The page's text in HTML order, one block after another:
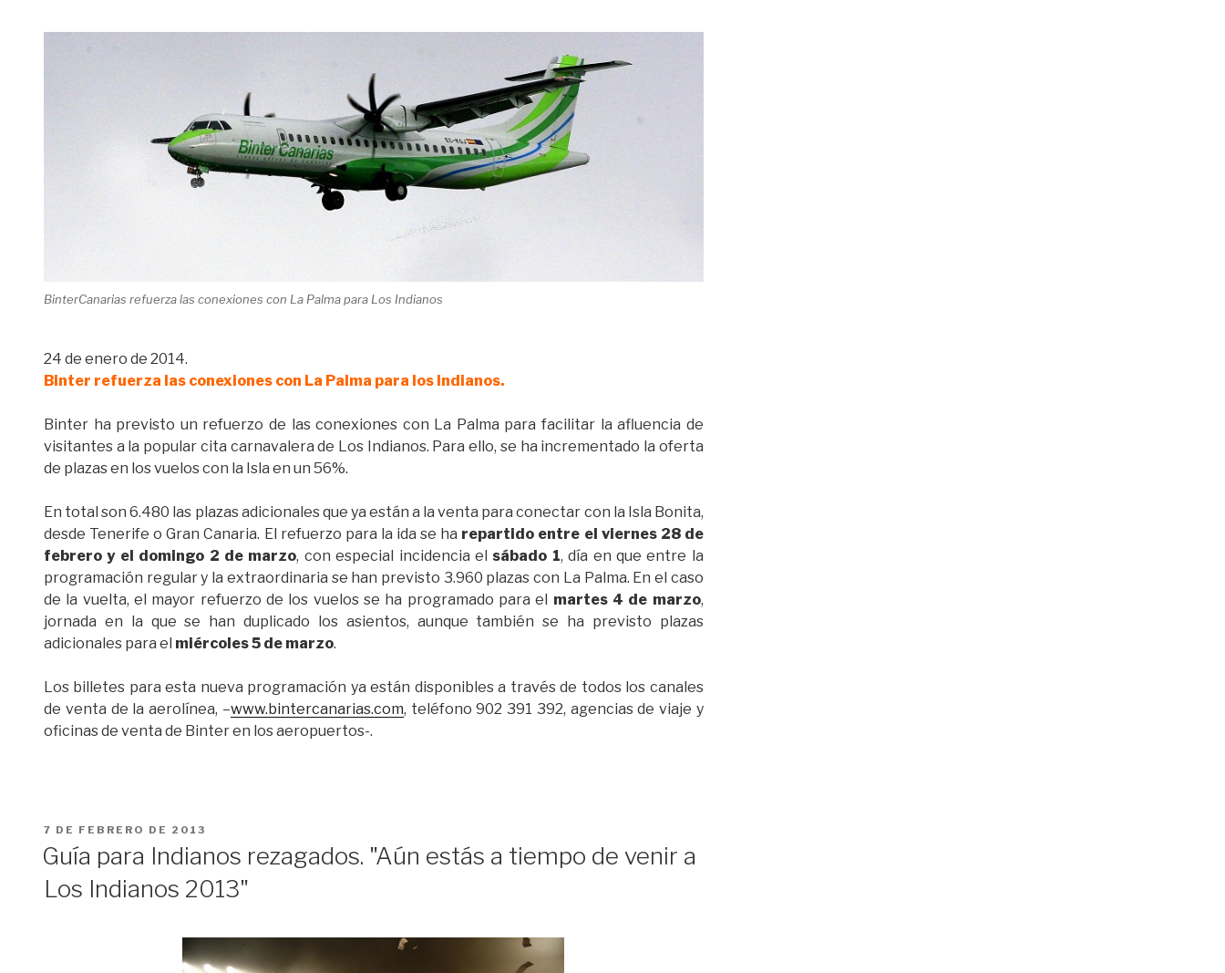
BinterCanarias refuerza las conexiones con La Palma para Los Indianos
24 de enero de 2014.
Binter refuerza las conexiones con La Palma para los Indianos.
Binter ha previsto un refuerzo de las conexiones con La Palma para facilitar la afluencia de
visitantes a la popular cita carnavalera de Los Indianos. Para ello, se ha incrementado la oferta
de plazas en los vuelos con la Isla en un 56%.
En total son 6.480 las plazas adicionales que ya están a la venta para conectar con la Isla Bonita,
desde Tenerife o Gran Canaria. El refuerzo para la ida se ha repartido entre el viernes 28 de
febrero y el domingo 2 de marzo, con especial incidencia elsábado 1, día en que entre la
programación regular y la extraordinaria se han previsto 3.960 plazas con La Palma. En el caso
de la vuelta, el mayor refuerzo de los vuelos se ha programado para el martes 4 de marzo,
jornada en la que se han duplicado los asientos, aunque también se ha previsto plazas
adicionales para el miércoles 5 de marzo.
Los billetes para esta nueva programación ya están disponibles a través de todos los canales
de venta de la aerolínea, –www.bintercanarias.com, teléfono 902 391 392, agencias de viaje y
oficinas de venta de Binter en los aeropuertos-.
PUBLICADO
7 DE FEBRERO DE 2013
Guía para Indianos rezagados. "Aún estás a tiempo de venir a
Los Indianos 2013"